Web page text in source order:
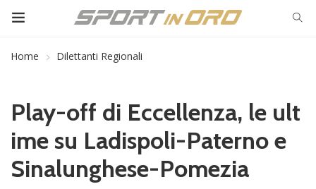
Home Dilettanti Regionali
Play-off di Eccellenza, le ult
ime su Ladispoli-Paterno e
Sinalunghese-Pomezia